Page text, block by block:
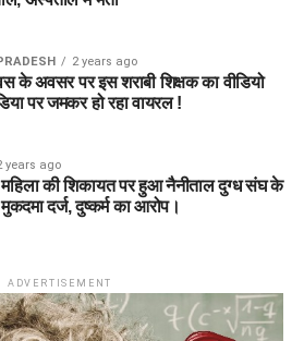
2 years ago
के अवसर पर इस शराबी शिक्षक का वीडियो
पर जमकर हो रहा वायरल !
years ago
की शिकायत पर हुआ नैनीताल दुग्ध संघ के
दर्ज, दुष्कर्म का आरोप।
ADVERTISEMENT